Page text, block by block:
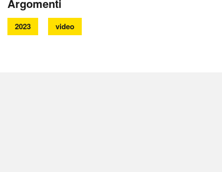
Argomenti
2023 video